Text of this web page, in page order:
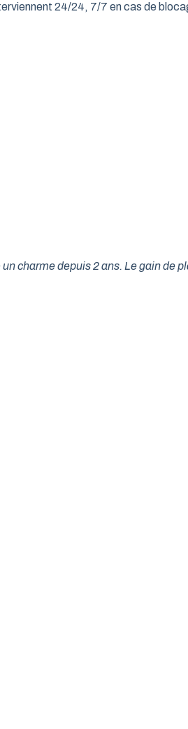
24/24, 7/7 en cas de
charme depuis 2 ans. Le gain de